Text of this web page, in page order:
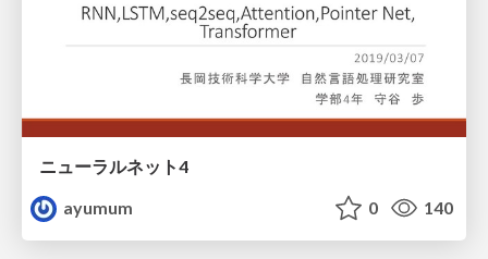
ニューラルネット4
ayumum
0 140